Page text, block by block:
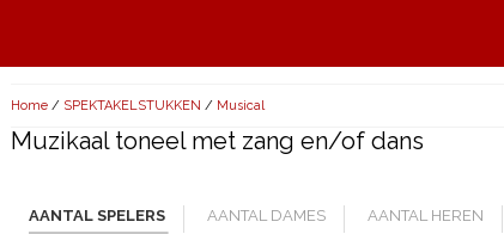
Home/ SPEKTAKELSTUKKEN / Musical
Muzikaal toneel met zang en/of dans
AANTAL SPELERS AANTAL DAMES AANTAL HEREN